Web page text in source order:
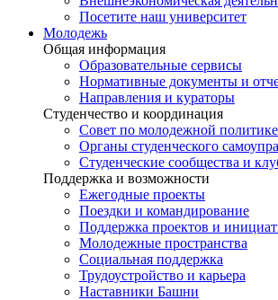
Посетите наш университет
Молодежь
Общая информация
Образовательные сервисы
Нормативные документы и
Направления и кураторы
Студенчество и координация
Совет по молодежной
Органы студенческого
Студенческие сообщества и
Поддержка и возможности
Ежегодные проекты
Поездки и командирование
Поддержка проектов и
Молодежные пространства
Социальная поддержка
Трудоустройство и карьера
Наставники Башни